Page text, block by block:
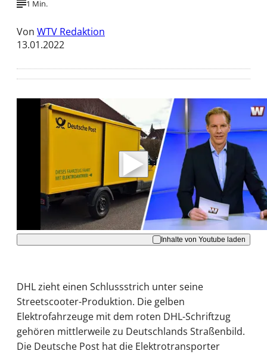
1 Min.
Von WTV Redaktion
13.01.2022
Mit der Wiedergabe dieses Videos werden
Daten an Youtube übertragen.
Hinweise dazu erhalten Sie in derDatenschutzerklärung
Akzeptieren
Inhalte von Youtube laden
DHL zieht einen Schlussstrich unter seine
Streetscooter-Produktion. Die gelben
Elektrofahrzeuge mit dem roten DHL-Schriftzug
gehören mittlerweile zu Deutschlands Straßenbild.
Die Deutsche Post hat die Elektrotransporter